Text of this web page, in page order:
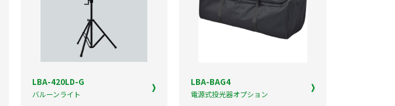
LBA-420LD-G
バルーンライト
LBA-BAG4
電源式投光器オプション